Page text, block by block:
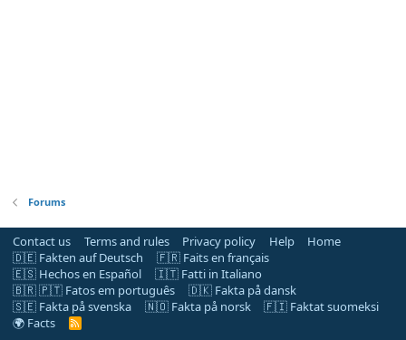
Forums
Contact us Terms and rules Privacy policy Help
Home
🇩🇪 Fakten auf Deutsch
🇫🇷 Faits en français
🇪🇸 Hechos en Español
🇮🇹 Fatti in Italiano
🇧🇷 🇵🇹 Fatos em português
🇩🇰 Fakta på dansk
🇸🇪 Fakta på svenska
🇳🇴 Fakta på norsk
🇫🇮 Faktat suomeksi
🌍 Facts
R